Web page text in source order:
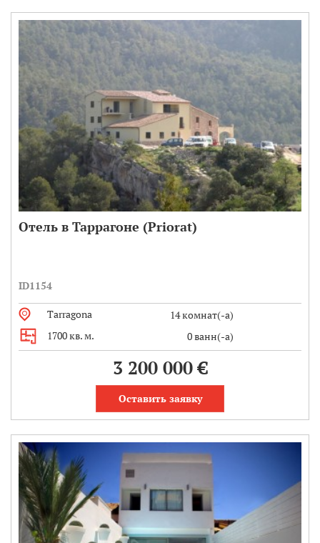
Отель в Таррагоне (Priorat)
ID1154
Tarragona
14 комнат(-а)
1700 кв. м.
0 ванн(-а)
3 200 000 €
Оставить заявку